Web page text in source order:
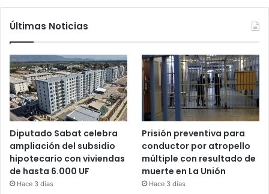
Últimas Noticias
Diputado Sabat celebra
ampliación del subsidio
hipotecario con viviendas
de hasta 6.000 UF
Hace 3 días
Prisión preventiva para
conductor por atropello
múltiple con resultado de
muerte en La Unión
Hace 3 días